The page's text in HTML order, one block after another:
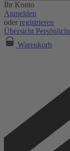
Ihr Konto
Anmelden
oder registrieren
Übersicht
Warenkorb